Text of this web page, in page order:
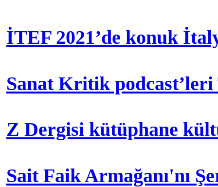
İTEF 2021’de konuk
Sanat Kritik podcast’leri
Z Dergisi kütüphane
Sait Faik Armağanı'nı